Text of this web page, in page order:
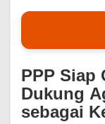
PPP Siap
Dukung
sebagai